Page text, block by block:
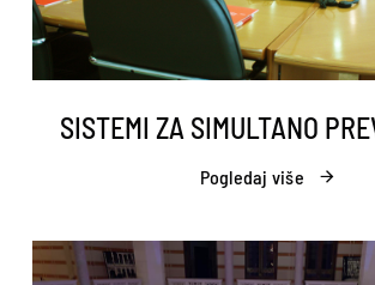
SISTEMI ZA SIMULTANO
Pogledaj više